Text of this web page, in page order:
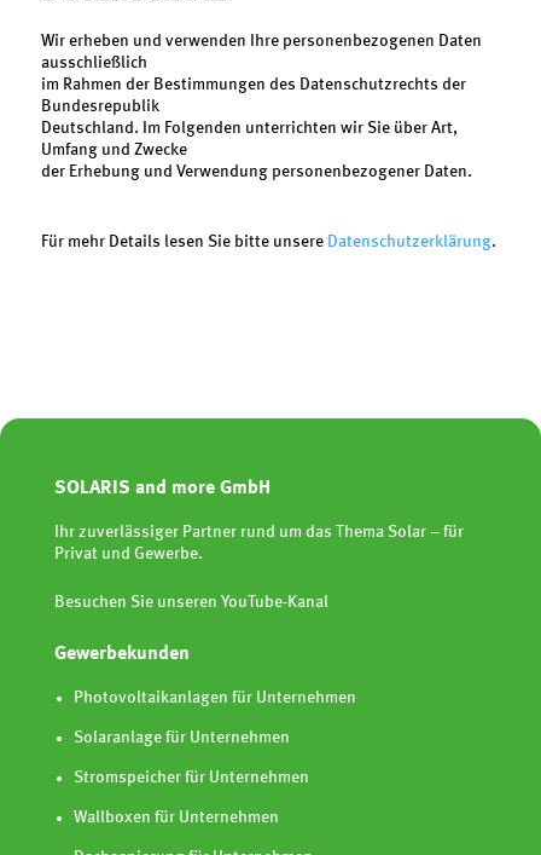
Wir erheben und verwenden Ihre personenbezogenen Daten
ausschließlich
im Rahmen der Bestimmungen des Datenschutzrechts der
Bundesrepublik
Deutschland. Im Folgenden unterrichten wir Sie über Art,
Umfang und Zwecke
der Erhebung und Verwendung personenbezogener Daten.
Für mehr Details lesen Sie bitte unsere Datenschutzerklärung.
SOLARIS and more GmbH
Ihr zuverlässiger Partner rund um das Thema Solar – für
Privat und Gewerbe.
Besuchen Sie unseren YouTube-Kanal
Gewerbekunden
Photovoltaikanlagen für Unternehmen
Solaranlage für Unternehmen
Stromspeicher für Unternehmen
Wallboxen für Unternehmen